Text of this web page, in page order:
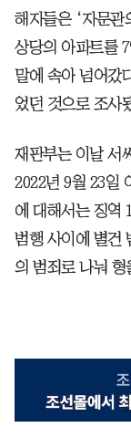
해자들은 ‘자문관
상당의 아파트를
말에 속아 넘어갔
었던 것으로 조사
재판부는 이날 서
2022년 9월 23일
에 대해서는 징역
범행 사이에 별건
의 범죄로 나눠 형